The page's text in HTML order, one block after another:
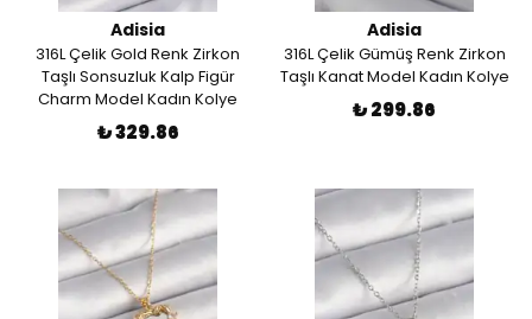
Adisia
316L Çelik Gold Renk Zirkon
Taşlı Sonsuzluk Kalp Figür
Charm Model Kadın Kolye
₺ 329.86
Adisia
316L Çelik Gümüş Renk Zirkon
Taşlı Kanat Model Kadın Kolye
₺ 299.86